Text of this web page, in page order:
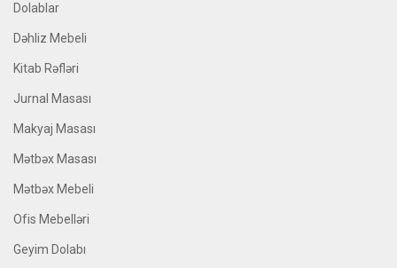
Dolablar
Dəhliz Mebeli
Kitab Rəfləri
Jurnal Masası
Makyaj Masası
Mətbəx Masası
Mətbəx Mebeli
Ofis Mebelləri
Geyim Dolabı